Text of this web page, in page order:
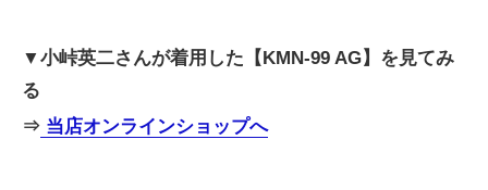
▼小峠英二さんが着用した【KMN-99 AG】を見てみ
る
⇒ 当店オンラインショップへ